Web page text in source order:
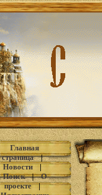
Главная
страница|
Новости|
Поиск|О
проекте|